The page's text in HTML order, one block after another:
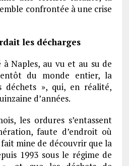
confrontée à une crise
les décharges
à Naples, au vu et au su de
du monde entier, la
déchets », qui, en réalité,
d’années.
les ordures s’entassent
faute d’endroit où
mine de découvrir que la
1993 sous le régime de